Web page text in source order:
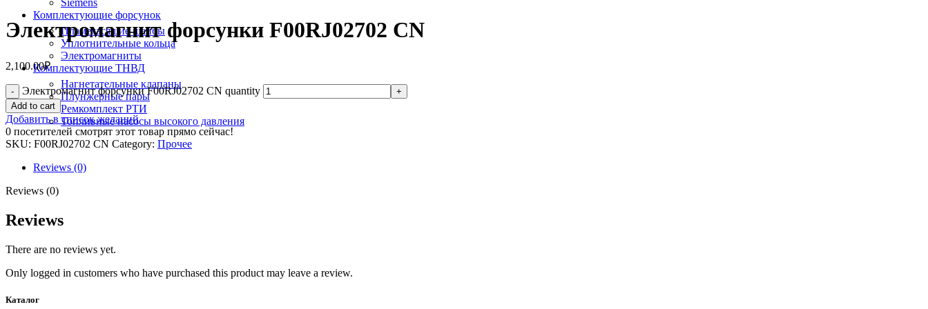
Siemens
Комплектующие форсунок
Пламегасящие шайбы
Уплотнительные кольца
Электромагниты
Комплектующие ТНВД
Нагнетательные клапаны
Плунжерные пары
Ремкомплект РТИ
Топливные насосы высокого давления
Электромагнит форсунки F00RJ02702 CN
2,100.00₽
Электромагнит форсунки F00RJ02702 CN quantity
Add to cart
Добавить в список желаний
0 посетителей смотрят этот товар прямо сейчас!
SKU: F00RJ02702 CN Category: Прочее
Reviews (0)
Reviews (0)
Reviews
There are no reviews yet.
Only logged in customers who have purchased this product may leave a review.
Каталог